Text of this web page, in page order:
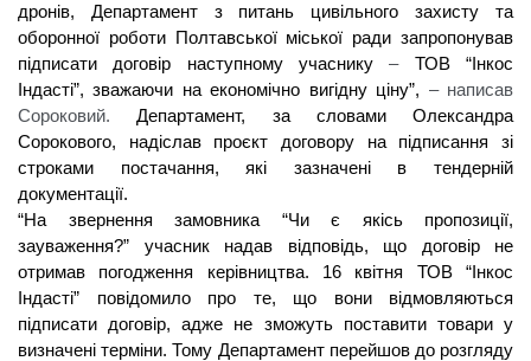
дронів, Департамент з питань цивільного захисту та
оборонної роботи Полтавської міської ради запропонував
підписати договір наступному учаснику – ТОВ “Інкос
Індасті”, зважаючи на економічно вигідну ціну”, – написав
Сороковий. Департамент, за словами Олександра
Сорокового, надіслав проєкт договору на підписання зі
строками постачання, які зазначені в тендерній
документації.
“На звернення замовника “Чи є якісь пропозиції,
зауваження?” учасник надав відповідь, що договір не
отримав погодження керівництва. 16 квітня ТОВ “Інкос
Індасті” повідомило про те, що вони відмовляються
підписати договір, адже не зможуть поставити товари у
визначені терміни. Тому Департамент перейшов до розгляду